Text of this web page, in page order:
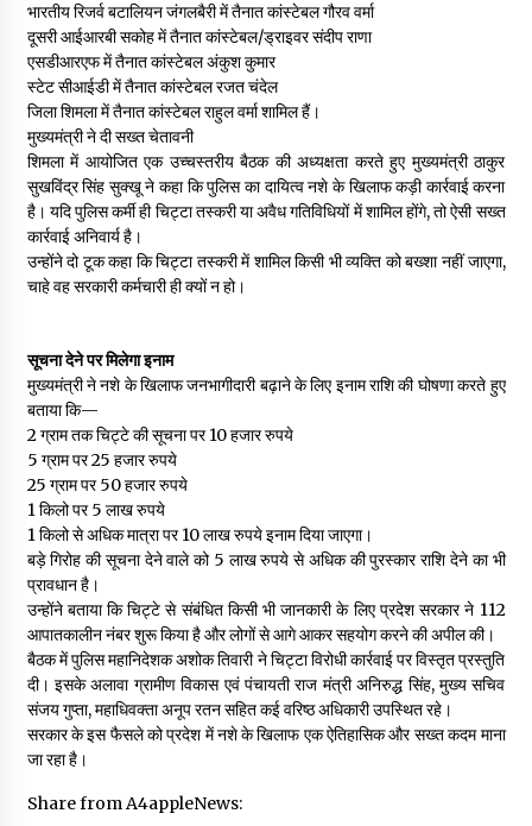
भारतीय रिजर्व बटालियन जंगलबैरी में तैनात कांस्टेबल गौरव वर्मा
दूसरी आईआरबी सकोह में तैनात कांस्टेबल/ड्राइवर संदीप राणा
एसडीआरएफ में तैनात कांस्टेबल अंकुश कुमार
स्टेट सीआईडी में तैनात कांस्टेबल रजत चंदेल
जिला शिमला में तैनात कांस्टेबल राहुल वर्मा शामिल हैं।
मुख्यमंत्री ने दी सख्त चेतावनी
शिमला में आयोजित एक उच्चस्तरीय बैठक की अध्यक्षता करते हुए मुख्यमंत्री ठाकुर
सुखविंद्र सिंह सुक्खू ने कहा कि पुलिस का दायित्व नशे के खिलाफ कड़ी कार्रवाई करना
है। यदि पुलिस कर्मी ही चिट्टा तस्करी या अवैध गतिविधियों में शामिल होंगे, तो ऐसी सख्त
कार्रवाई अनिवार्य है।
उन्होंने दो टूक कहा कि चिट्टा तस्करी में शामिल किसी भी व्यक्ति को बख्शा नहीं जाएगा,
चाहे वह सरकारी कर्मचारी ही क्यों न हो।
सूचना देने पर मिलेगा इनाम
मुख्यमंत्री ने नशे के खिलाफ जनभागीदारी बढ़ाने के लिए इनाम राशि की घोषणा करते हुए
बताया कि—
2 ग्राम तक चिट्टे की सूचना पर 10 हजार रुपये
5 ग्राम पर 25 हजार रुपये
25 ग्राम पर 50 हजार रुपये
1 किलो पर 5 लाख रुपये
1 किलो से अधिक मात्रा पर 10 लाख रुपये इनाम दिया जाएगा।
बड़े गिरोह की सूचना देने वाले को 5 लाख रुपये से अधिक की पुरस्कार राशि देने का भी
प्रावधान है।
उन्होंने बताया कि चिट्टे से संबंधित किसी भी जानकारी के लिए प्रदेश सरकार ने 112
आपातकालीन नंबर शुरू किया है और लोगों से आगे आकर सहयोग करने की अपील की।
बैठक में पुलिस महानिदेशक अशोक तिवारी ने चिट्टा विरोधी कार्रवाई पर विस्तृत प्रस्तुति
दी। इसके अलावा ग्रामीण विकास एवं पंचायती राज मंत्री अनिरुद्ध सिंह, मुख्य सचिव
संजय गुप्ता, महाधिवक्ता अनूप रतन सहित कई वरिष्ठ अधिकारी उपस्थित रहे।
सरकार के इस फैसले को प्रदेश में नशे के खिलाफ एक ऐतिहासिक और सख्त कदम माना
जा रहा है।
Share from A4appleNews: